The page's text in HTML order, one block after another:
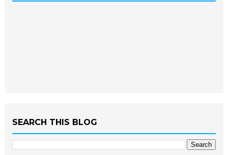
SEARCH THIS BLOG